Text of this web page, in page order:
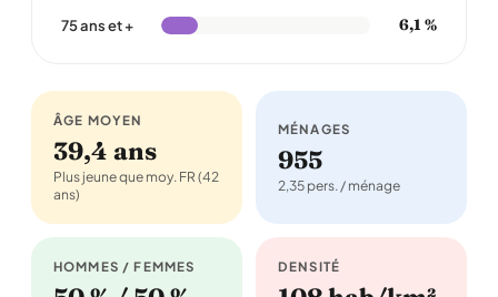
75 ans et + 6,1 %
ÂGE MOYEN
39,4 ans
Plus jeune que moy. FR (42
ans)
MÉNAGES
955
2,35 pers. / ménage
HOMMES / FEMMES DENSITÉ